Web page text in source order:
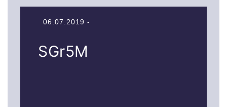
06.07.2019 -
SGr5M